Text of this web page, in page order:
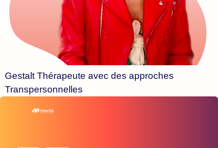
Gestalt Thérapeute avec des approches
Transpersonnelles